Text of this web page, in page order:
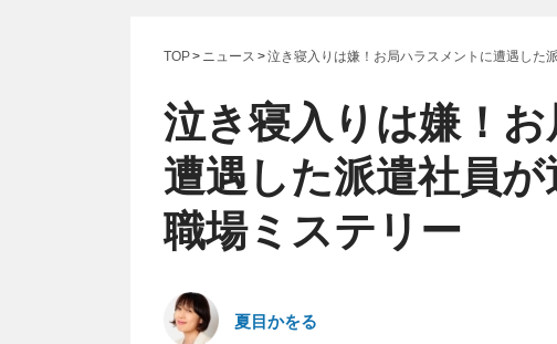
TOP ニュース 泣き寝入りは嫌！お局ハラスメントに遭遇した
泣き寝入りは嫌！
遭遇した派遣社員
職場ミステリー
夏目かをる